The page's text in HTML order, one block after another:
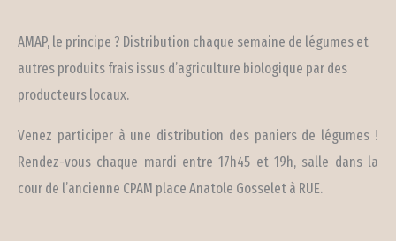
AMAP, le principe ? Distribution chaque semaine de légumes et
autres produits frais issus d’agriculture biologique par des
producteurs locaux.
Venez participer à une distribution des paniers de légumes !
Rendez-vous chaque mardi entre 17h45 et 19h, salle dans la
cour de l’ancienne CPAM place Anatole Gosselet à RUE.